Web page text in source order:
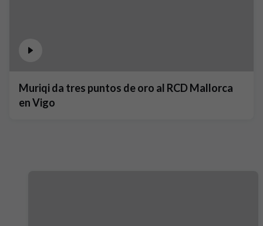
Muriqi da tres puntos de oro al RCD Mallorca
en Vigo